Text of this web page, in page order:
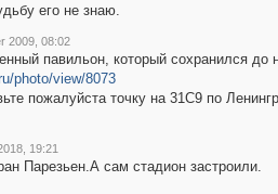
его не знаю.
2009, 08:02
павильон, который сохранился до
photo/view/8073
пожалуйста точку на 31С9 по
19:21
Парезьен.А сам стадион застроили.